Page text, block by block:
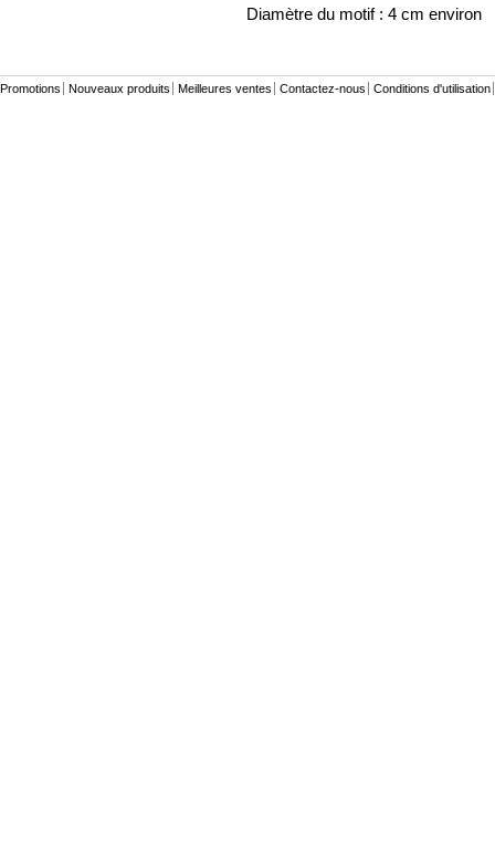
Diamètre du motif : 4 cm environ
Promotions Nouveaux produits Meilleures ventes Contactez-nous Conditions d'utilisation